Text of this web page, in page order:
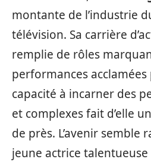
montante de l’industrie
télévision. Sa carrière
remplie de rôles
performances
capacité à incarner des
et complexes fait d’elle
de près. L’avenir semble
jeune actrice